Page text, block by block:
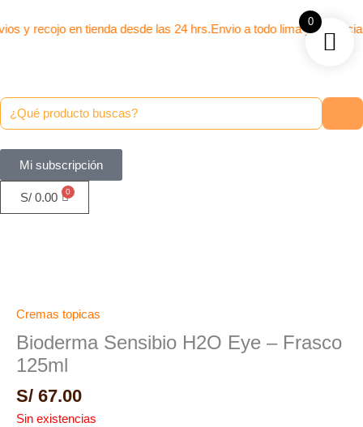
al
y recojo en tienda desde las 24 hrs.Envio a todo lima y
Mi subscripción
S/ 0.00
Cremas topicas
Bioderma Sensibio H2O Eye – Frasco
125ml
S/ 67.00
Sin existencias
0